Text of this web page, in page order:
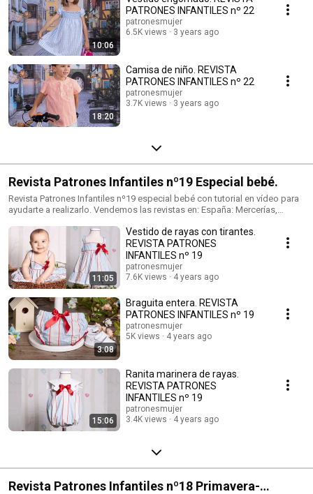
10:06
PATRONES INFANTILES nº 22
patronesmujer
6.5K views
3 years ago
18:20
Camisa de niño. REVISTA
PATRONES INFANTILES nº 22
patronesmujer
3.7K views
3 years ago
Revista Patrones Infantiles nº19 Especial bebé.
Revista Patrones Infantiles nº19 especial bebé con tutorial en vídeo para
ayudarte a realizarlo. Vendemos las revistas en: España: Mercerías,
amazon.co.uk Italia: amazon.it Francia: amazon.fr Tienda de venta de
patrones: https://patronesmujer.com Facebook: http://goo.gl/wkkQTl
instagram: https://www.instagram.com/patronesmujer/
11:05
Vestido de rayas con tirantes.
REVISTA PATRONES
INFANTILES nº 19
patronesmujer
7.6K views
4 years ago
3:08
Braguita entera. REVISTA
PATRONES INFANTILES nº 19
patronesmujer
5K views
4 years ago
15:06
Ranita marinera de rayas.
REVISTA PATRONES
INFANTILES nº 19
patronesmujer
3.4K views
4 years ago
Revista Patrones Infantiles nº18 Primavera-